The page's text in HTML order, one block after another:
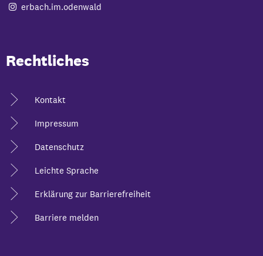
erbach.im.odenwald
Rechtliches
Kontakt
Impressum
Datenschutz
Leichte Sprache
Erklärung zur Barrierefreiheit
Barriere melden